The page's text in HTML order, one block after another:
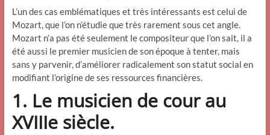
L’un des cas emblématiques et très intéressants est celui de
Mozart, que l’on n’étudie que très rarement sous cet angle.
Mozart n’a pas été seulement le compositeur que l’on sait, il a
été aussi le premier musicien de son époque à tenter, mais
sans y parvenir, d’améliorer radicalement son statut social en
modifiant l’origine de ses ressources financières.
1. Le musicien de cour au
XVIIIe siècle.